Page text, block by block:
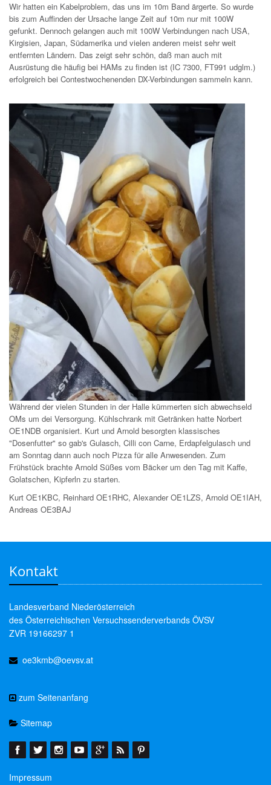
Wir hatten ein Kabelproblem, das uns im 10m Band ärgerte. So wurde
bis zum Auffinden der Ursache lange Zeit auf 10m nur mit 100W
gefunkt. Dennoch gelangen auch mit 100W Verbindungen nach USA,
Kirgisien, Japan, Südamerika und vielen anderen meist sehr weit
entfernten Ländern. Das zeigt sehr schön, daß man auch mit
Ausrüstung die häufig bei HAMs zu finden ist (IC 7300, FT991 udglm.)
erfolgreich bei Contestwochenenden DX-Verbindungen sammeln kann.
Während der vielen Stunden in der Halle kümmerten sich abwechseld
OMs um dei Versorgung. Kühlschrank mit Getränken hatte Norbert
OE1NDB organisiert. Kurt und Arnold besorgten klassisches
"Dosenfutter" so gab's Gulasch, Cilli con Carne, Erdapfelgulasch und
am Sonntag dann auch noch Pizza für alle Anwesenden. Zum
Frühstück brachte Arnold Süßes vom Bäcker um den Tag mit Kaffe,
Golatschen, Kipferln zu starten.
Kurt OE1KBC, Reinhard OE1RHC, Alexander OE1LZS, Arnold OE1IAH,
Andreas OE3BAJ
Kontakt
Landesverband Niederösterreich
des Österreichischen Versuchssenderverbands ÖVSV
ZVR 19166297 1
oe3kmb@oevsv.at
zum Seitenanfang
Sitemap
Impressum